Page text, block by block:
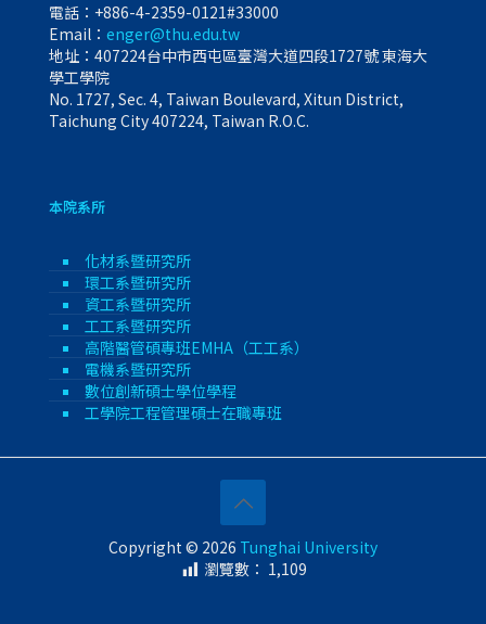
電話： +886-4-2359-0121#33000
Email： enger@thu.edu.tw
地址：407224台中市西屯區臺灣大道四段1727號 東海大
學工學院
No. 1727, Sec. 4, Taiwan Boulevard, Xitun District,
Taichung City 407224, Taiwan R.O.C.
本院系所
化材系暨研究所
環工系暨研究所
資工系暨研究所
工工系暨研究所
高階醫管碩專班EMHA（工工系）
電機系暨研究所
數位創新碩士學位學程
工學院工程管理碩士在職專班
Copyright © 2026 Tunghai University
瀏覽數： 1,109